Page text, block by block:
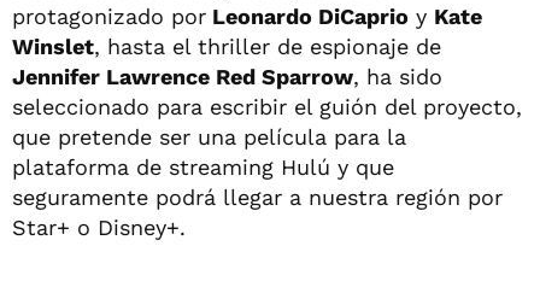
protagonizado por Leonardo DiCaprio y Kate
Winslet, hasta el thriller de espionaje de
Jennifer Lawrence Red Sparrow, ha sido
seleccionado para escribir el guión del proyecto,
que pretende ser una película para la
plataforma de streaming Hulú y que
seguramente podrá llegar a nuestra región por
Star+ o Disney+.